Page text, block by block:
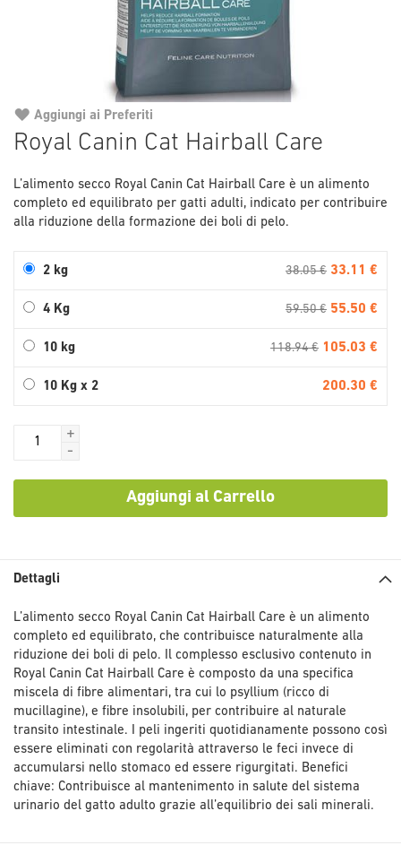
Royal Canin Cat Hairball Care
L’alimento secco Royal Canin Cat Hairball Care è un alimento
completo ed equilibrato per gatti adulti, indicato per contribuire
alla riduzione della formazione dei boli di pelo.
2 kg 38.05 € 33.11 €
4 Kg 59.50 € 55.50 €
10 kg 118.94 € 105.03 €
10 Kg x 2 200.30 €
+
-
Aggiungi al Carrello
Aggiungi ai Preferiti
all'inizio
galleria
di
immagini
Dettagli
L’alimento secco Royal Canin Cat Hairball Care è un alimento
completo ed equilibrato, che contribuisce naturalmente alla
riduzione dei boli di pelo. Il complesso esclusivo contenuto in
Royal Canin Cat Hairball Care è composto da una specifica
miscela di fibre alimentari, tra cui lo psyllium (ricco di
mucillagine), e fibre insolubili, per contribuire al naturale
transito intestinale. I peli ingeriti quotidianamente possono così
essere eliminati con regolarità attraverso le feci invece di
accumularsi nello stomaco ed essere rigurgitati. Benefici
chiave: Contribuisce al mantenimento in salute del sistema
urinario del gatto adulto grazie all’equilibrio dei sali minerali.